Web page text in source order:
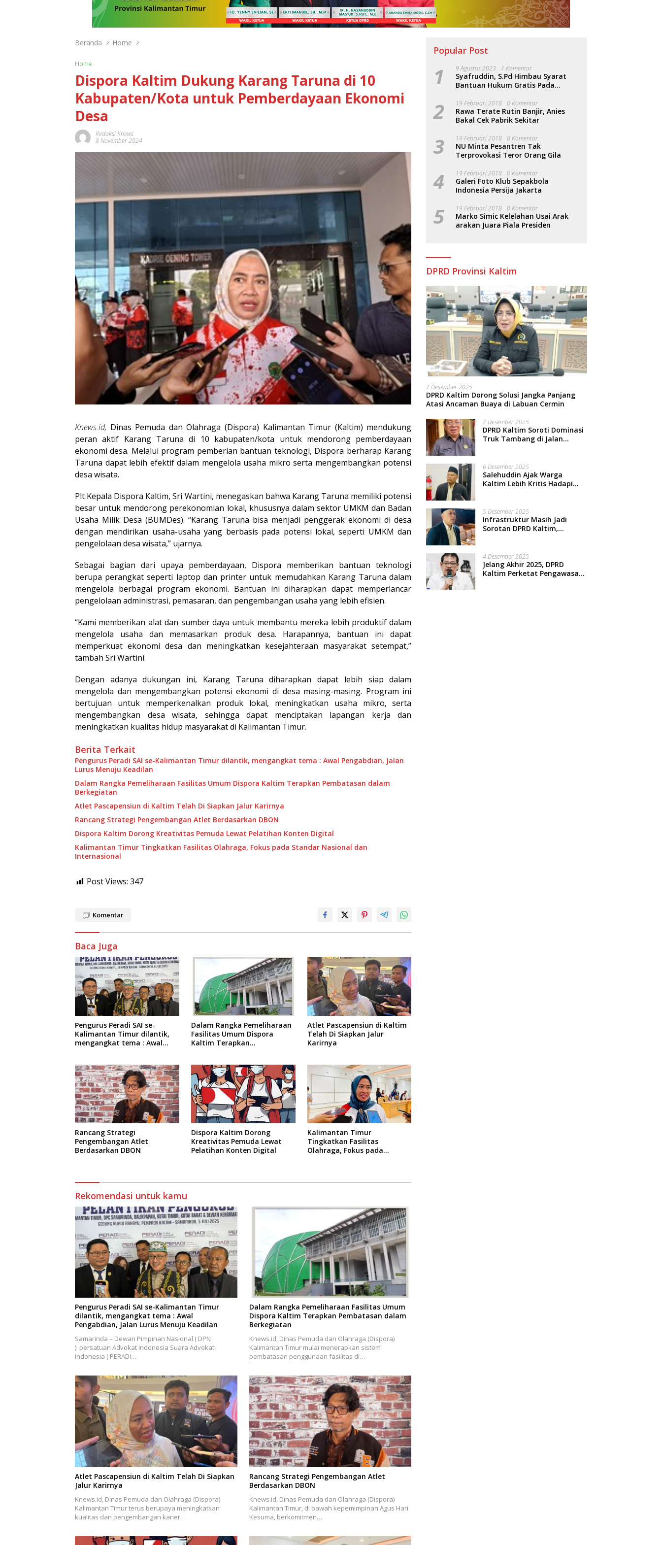
Beranda Home
Home
Dispora Kaltim Dukung Karang Taruna di 10
Kabupaten/Kota untuk Pemberdayaan Ekonomi
Desa
Redaksi Knews
8 November 2024
Knews.id, Dinas Pemuda dan Olahraga (Dispora) Kalimantan Timur (Kaltim) mendukung
peran aktif Karang Taruna di 10 kabupaten/kota untuk mendorong pemberdayaan
ekonomi desa. Melalui program pemberian bantuan teknologi, Dispora berharap Karang
Taruna dapat lebih efektif dalam mengelola usaha mikro serta mengembangkan potensi
desa wisata.
Plt Kepala Dispora Kaltim, Sri Wartini, menegaskan bahwa Karang Taruna memiliki potensi
besar untuk mendorong perekonomian lokal, khususnya dalam sektor UMKM dan Badan
Usaha Milik Desa (BUMDes). “Karang Taruna bisa menjadi penggerak ekonomi di desa
dengan mendirikan usaha-usaha yang berbasis pada potensi lokal, seperti UMKM dan
pengelolaan desa wisata,” ujarnya.
Sebagai bagian dari upaya pemberdayaan, Dispora memberikan bantuan teknologi
berupa perangkat seperti laptop dan printer untuk memudahkan Karang Taruna dalam
mengelola berbagai program ekonomi. Bantuan ini diharapkan dapat memperlancar
pengelolaan administrasi, pemasaran, dan pengembangan usaha yang lebih efisien.
“Kami memberikan alat dan sumber daya untuk membantu mereka lebih produktif dalam
mengelola usaha dan memasarkan produk desa. Harapannya, bantuan ini dapat
memperkuat ekonomi desa dan meningkatkan kesejahteraan masyarakat setempat,”
tambah Sri Wartini.
Dengan adanya dukungan ini, Karang Taruna diharapkan dapat lebih siap dalam
mengelola dan mengembangkan potensi ekonomi di desa masing-masing. Program ini
bertujuan untuk memperkenalkan produk lokal, meningkatkan usaha mikro, serta
mengembangkan desa wisata, sehingga dapat menciptakan lapangan kerja dan
meningkatkan kualitas hidup masyarakat di Kalimantan Timur.
Berita Terkait
Pengurus Peradi SAI se-Kalimantan Timur dilantik, mengangkat tema : Awal Pengabdian, Jalan
Lurus Menuju Keadilan
Dalam Rangka Pemeliharaan Fasilitas Umum Dispora Kaltim Terapkan Pembatasan dalam
Berkegiatan
Atlet Pascapensiun di Kaltim Telah Di Siapkan Jalur Karirnya
Rancang Strategi Pengembangan Atlet Berdasarkan DBON
Dispora Kaltim Dorong Kreativitas Pemuda Lewat Pelatihan Konten Digital
Kalimantan Timur Tingkatkan Fasilitas Olahraga, Fokus pada Standar Nasional dan
Internasional
Post Views: 347
Komentar
Baca Juga
Pengurus Peradi SAI se-
Kalimantan Timur dilantik,
mengangkat tema : Awal
Dalam Rangka Pemeliharaan
Fasilitas Umum Dispora
Kaltim Terapkan
Atlet Pascapensiun di Kaltim
Telah Di Siapkan Jalur
Karirnya
Rancang Strategi
Pengembangan Atlet
Berdasarkan DBON
Dispora Kaltim Dorong
Kreativitas Pemuda Lewat
Pelatihan Konten Digital
Kalimantan Timur
Tingkatkan Fasilitas
Olahraga, Fokus pada
Rekomendasi untuk kamu
Pengurus Peradi SAI se-Kalimantan Timur
dilantik, mengangkat tema : Awal
Pengabdian, Jalan Lurus Menuju Keadilan
Samarinda – Dewan Pimpinan Nasional ( DPN
) persatuan Advokat Indonesia Suara Advokat
Indonesia ( PERADI…
Dalam Rangka Pemeliharaan Fasilitas Umum
Dispora Kaltim Terapkan Pembatasan dalam
Berkegiatan
Knews.id, Dinas Pemuda dan Olahraga (Dispora)
Kalimantan Timur mulai menerapkan sistem
pembatasan penggunaan fasilitas di…
Atlet Pascapensiun di Kaltim Telah Di Siapkan
Jalur Karirnya
Knews.id, Dinas Pemuda dan Olahraga (Dispora)
Kalimantan Timur terus berupaya meningkatkan
kualitas dan pengembangan karier…
Rancang Strategi Pengembangan Atlet
Berdasarkan DBON
Knews.id, Dinas Pemuda dan Olahraga (Dispora)
Kalimantan Timur, di bawah kepemimpinan Agus Hari
Kesuma, berkomitmen…
Popular Post
1 9 Agustus 2023 1 Komentar
Syafruddin, S.Pd Himbau Syarat
Bantuan Hukum Gratis Pada
2 19 Februari 2018 0 Komentar
Rawa Terate Rutin Banjir, Anies
Bakal Cek Pabrik Sekitar
3 19 Februari 2018 0 Komentar
NU Minta Pesantren Tak
Terprovokasi Teror Orang Gila
4 19 Februari 2018 0 Komentar
Galeri Foto Klub Sepakbola
Indonesia Persija Jakarta
5 19 Februari 2018 0 Komentar
Marko Simic Kelelahan Usai Arak
arakan Juara Piala Presiden
DPRD Provinsi Kaltim
7 Desember 2025
DPRD Kaltim Dorong Solusi Jangka Panjang
Atasi Ancaman Buaya di Labuan Cermin
7 Desember 2025
DPRD Kaltim Soroti Dominasi
Truk Tambang di Jalan
6 Desember 2025
Salehuddin Ajak Warga
Kaltim Lebih Kritis Hadapi
5 Desember 2025
Infrastruktur Masih Jadi
Sorotan DPRD Kaltim,
Anggaran
4 Desember 2025
Jelang Akhir 2025, DPRD
Kaltim Perketat Pengawasan